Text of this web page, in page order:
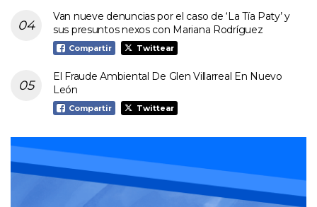
Van nueve denuncias por el caso de ‘La Tía Paty’ y
sus presuntos nexos con Mariana Rodríguez
Compartir Twittear
El Fraude Ambiental De Glen Villarreal En Nuevo
León
Compartir Twittear